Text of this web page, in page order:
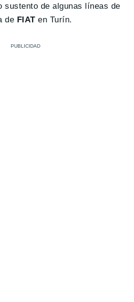
sustento de algunas líneas de
de FIATen Turín.